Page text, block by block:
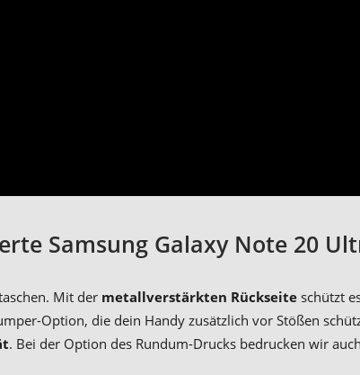
Samsung Galaxy Note 20
Mit der metallverstärkten Rückseite schützt
Option, die dein Handy zusätzlich vor Stößen
. Bei der Option des Rundum-Drucks bedrucken wir